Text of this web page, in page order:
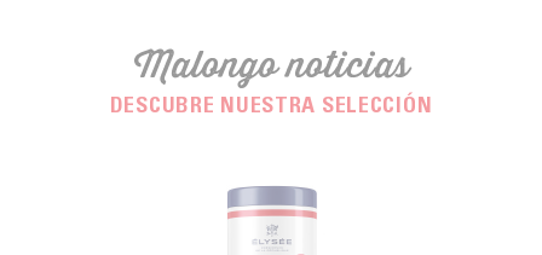
Malongo noticias
DESCUBRE NUESTRA SELECCIÓN